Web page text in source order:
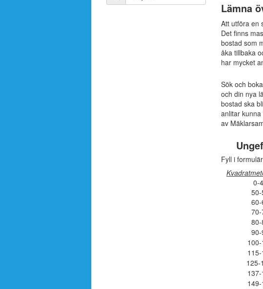
Lämna
Att utföra en
Det finns
bostad som
åka tillbaka
har mycket
Sök och
och din nya
bostad ska
anlitar
av
Fyll i
0-
50-
60-
70-
80-
90-
125-